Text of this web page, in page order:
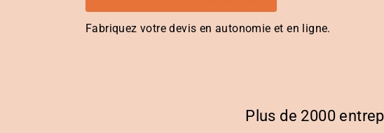
Fabriquez votre devis en autonomie et en ligne.
Plus de 2000